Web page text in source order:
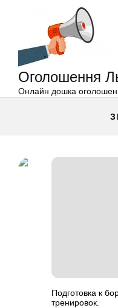
Оголошення
Онлайн дошка
Подготовка к
тренировок.